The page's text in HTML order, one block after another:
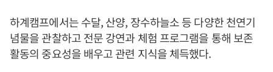
하계캠프에서는 수달, 산양, 장수하늘소 등 다양한 천연기
념물을 관찰하고 전문 강연과 체험 프로그램을 통해 보존
활동의 중요성을 배우고 관련 지식을 체득했다.